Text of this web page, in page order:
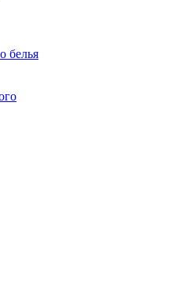
белья